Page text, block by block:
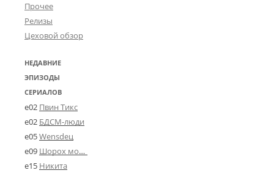
Прочее
Релизы
Цеховой обзор
НЕДАВНИЕ
ЭПИЗОДЫ
СЕРИАЛОВ
e02 Пвин Тикс
e02 БДСМ-люди
e05Wensdeц
e09 Шорох мозговины
e15 Никита